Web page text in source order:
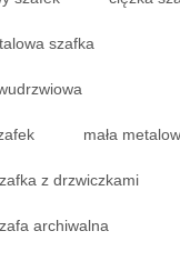
szafka
mała
z drzwiczkami
archiwalna